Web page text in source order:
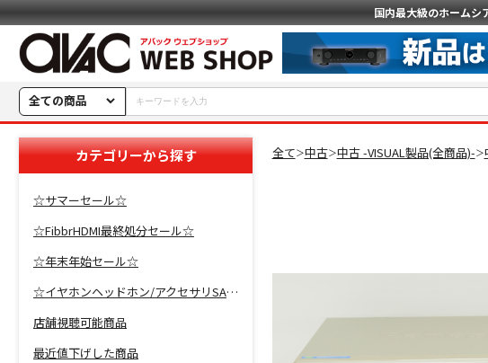
国内最大級のホームシ
全ての商品
カテゴリーから探す
☆サマーセール☆
☆FibbrHDMI最終処分セール☆
☆年末年始セール☆
☆イヤホンヘッドホン/アクセサリSALE☆
店舗視聴可能商品
最近値下げした商品
全て＞中古＞中古 -VISUAL製品(全商品)-＞